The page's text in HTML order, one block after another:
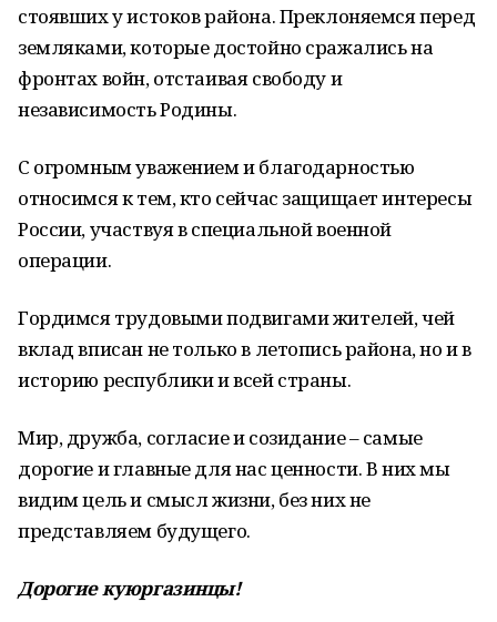
стоявших у истоков района. Преклоняемся перед
земляками, которые достойно сражались на
фронтах войн, отстаивая свободу и
независимость Родины.
С огромным уважением и благодарностью
относимся к тем, кто сейчас защищает интересы
России, участвуя в специальной военной
операции.
Гордимся трудовыми подвигами жителей, чей
вклад вписан не только в летопись района, но и в
историю республики и всей страны.
Мир, дружба, согласие и созидание – самые
дорогие и главные для нас ценности. В них мы
видим цель и смысл жизни, без них не
представляем будущего.
Дорогие куюргазинцы!